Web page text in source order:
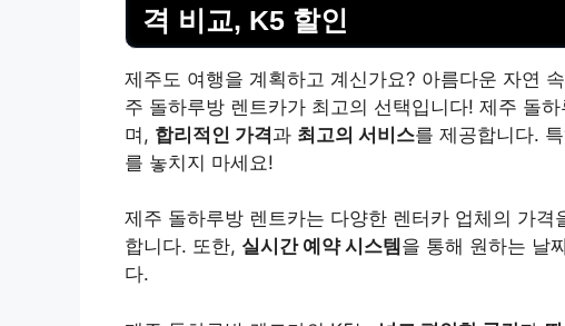
격 비교, K5 할인
제주도 여행을 계획하고 계신가요? 아름다운 자연
주 돌하루방 렌트카가 최고의 선택입니다! 제주 돌
며, 합리적인 가격과 최고의 서비스를 제공합니다.
를 놓치지 마세요!
제주 돌하루방 렌트카는 다양한 렌터카 업체의 가
합니다. 또한, 실시간 예약 시스템 을 통해 원하는 날
다.